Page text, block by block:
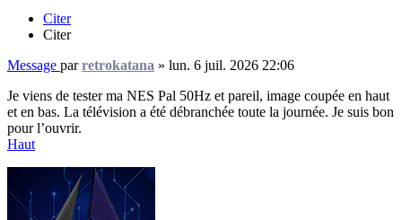
Citer
Citer
Message parretrokatana » lun. 6 juil. 2026 22:06
Je viens de tester ma NES Pal 50Hz et pareil, image coupée en haut
et en bas. La télévision a été débranchée toute la journée. Je suis bon
pour l’ouvrir.
Haut